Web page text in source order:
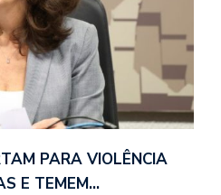
PARA VIOLÊNCIA
E TEMEM…